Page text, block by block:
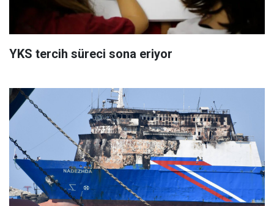
YKS tercih süreci sona eriyor